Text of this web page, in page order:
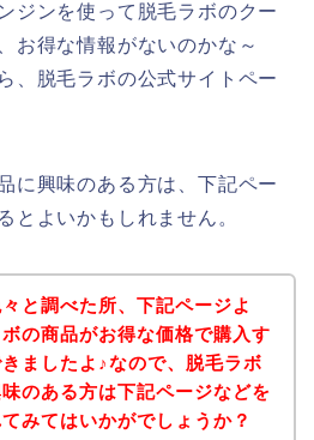
ジンを使って脱毛ラボのクー
お得な情報がないのかな～
、脱毛ラボの公式サイトペー
に興味のある方は、下記ペー
とよいかもしれません。
と調べた所、下記ページよ
の商品がお得な価格で購入す
ましたよ♪なので、脱毛ラボ
のある方は下記ページなどを
みてはいかがでしょうか？